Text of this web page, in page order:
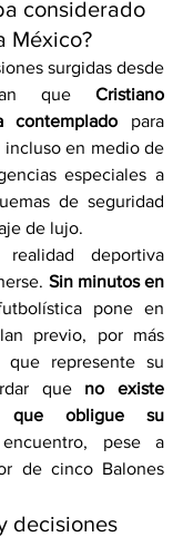
considerado
México?
surgidas desde
que Cristiano
contemplado para
en medio de
especiales a
de seguridad
de lujo.
deportiva
Sin minutos en
pone en
previo, por más
que represente su
que no existe
que obligue su
pese a
de cinco Balones
decisiones